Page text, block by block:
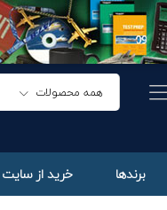
همه محصولات
برندها خرید از